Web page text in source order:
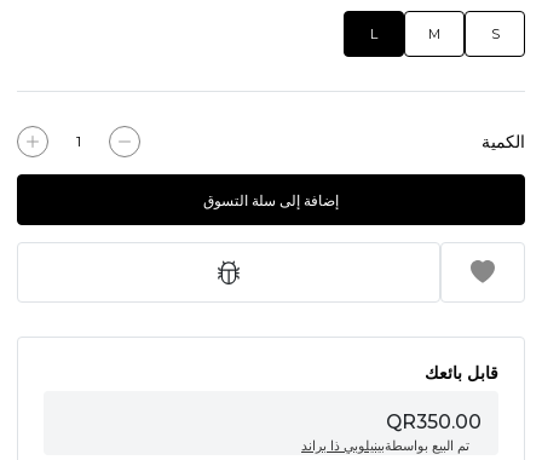
S
M
L
الكمية
إضافة إلى سلة التسوق
قابل بائعك
QR350.00
تم البيع بواسطةبينيلوبي ذا براند